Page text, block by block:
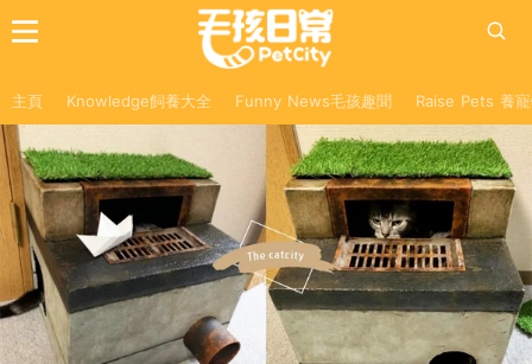
主頁 Knowledge飼養大全 Funny News毛孩趣聞 Raise Pets 養